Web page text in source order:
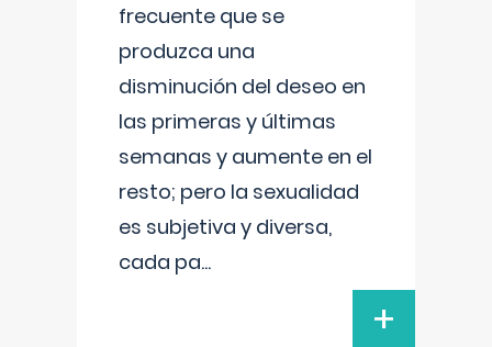
frecuente que se
produzca una
disminución del deseo en
las primeras y últimas
semanas y aumente en el
resto; pero la sexualidad
es subjetiva y diversa,
cada pa...
+